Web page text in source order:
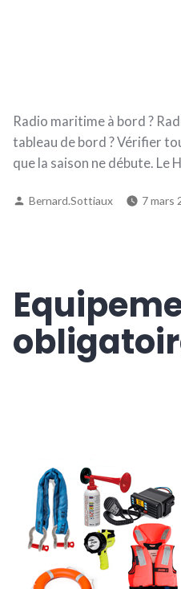
Radio maritime à bord ?
tableau de bord ? Vérifier
que la saison ne débute. Le
Publié
Bernard.Sottiaux 7 mars